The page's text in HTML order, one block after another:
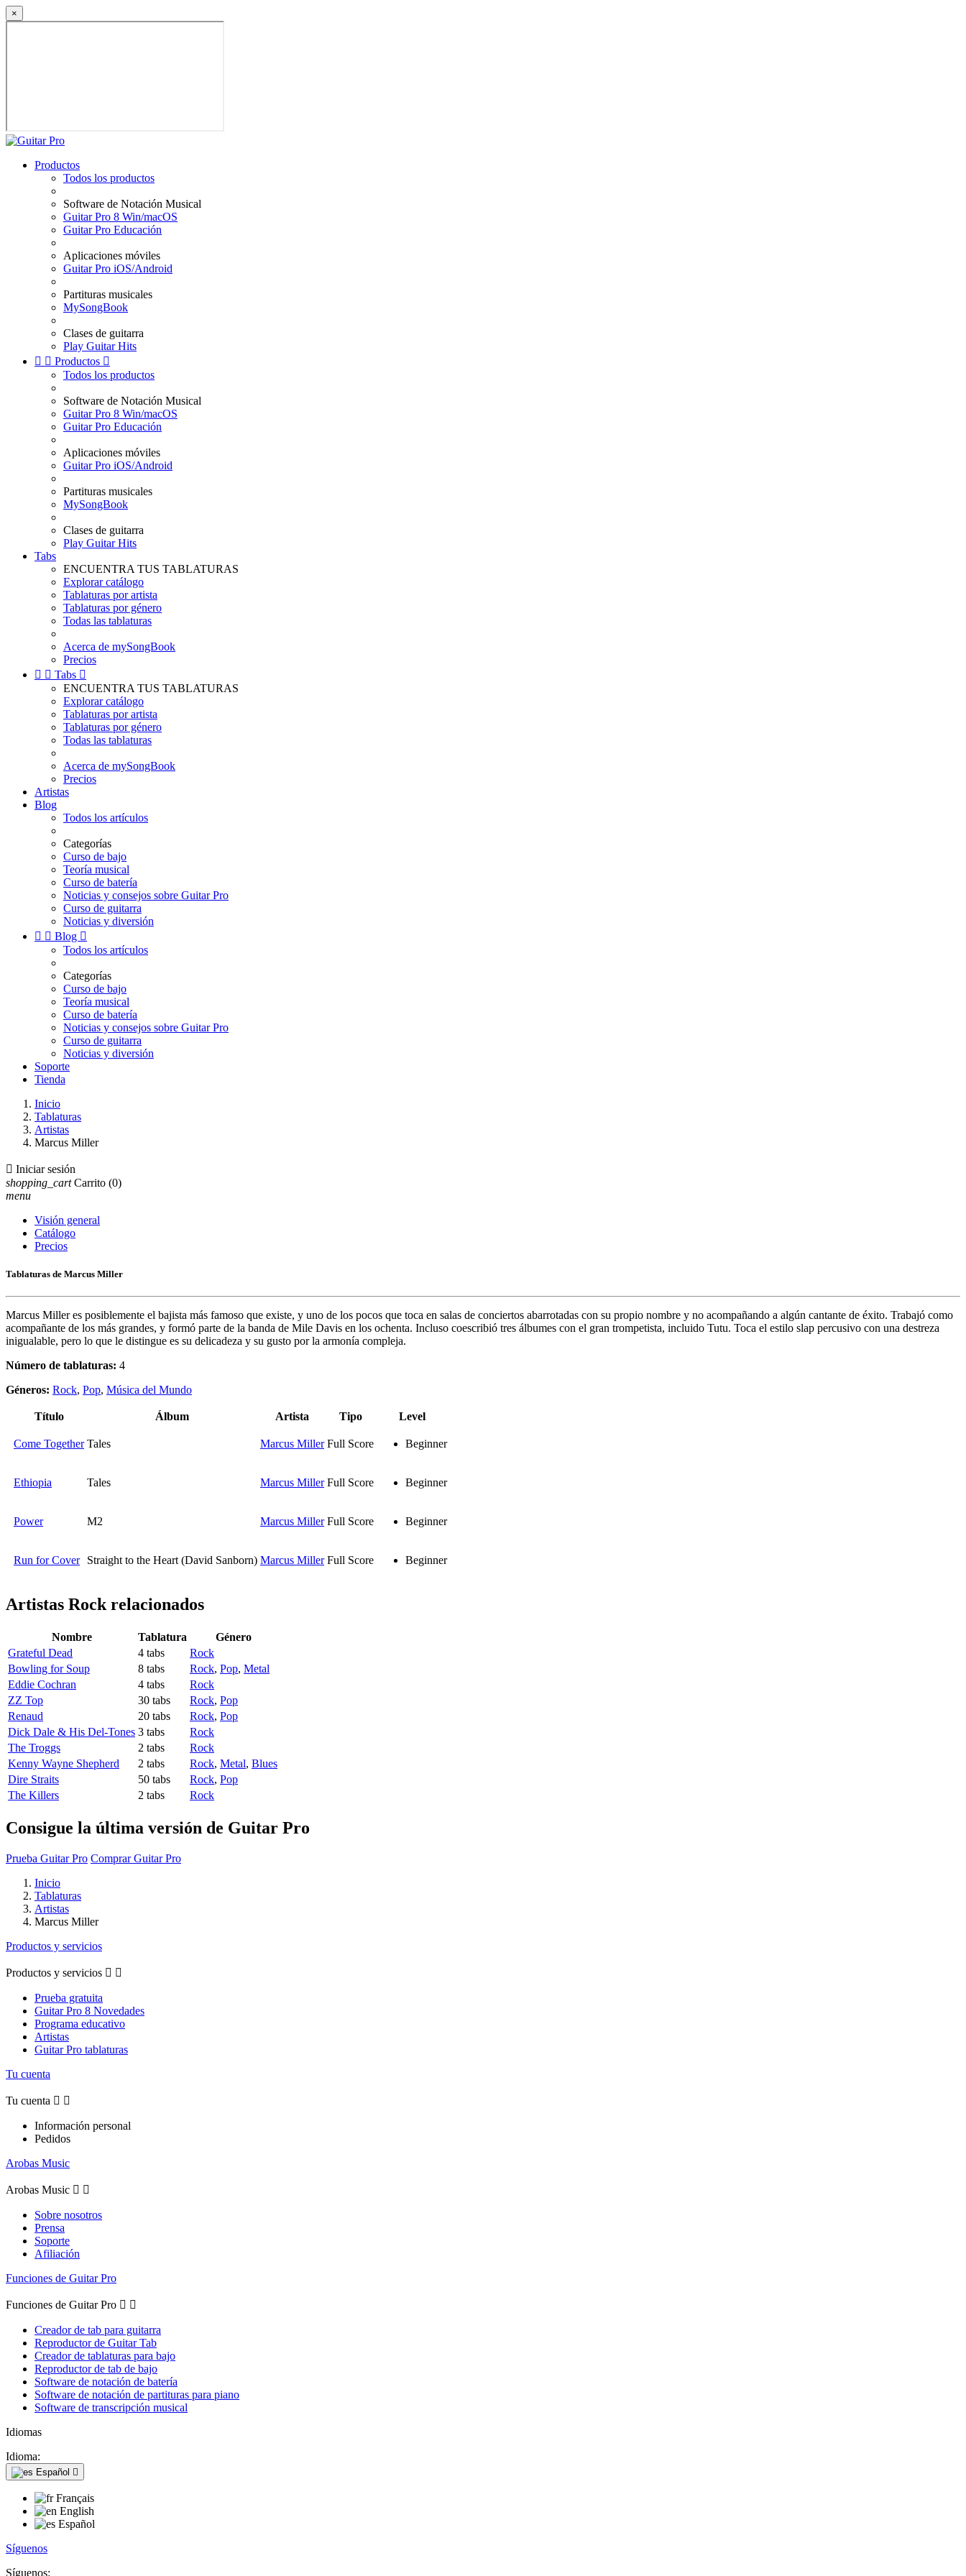
×
Productos
Todos los productos
Software de Notación Musical
Guitar Pro 8 Win/macOS
Guitar Pro Educación
Aplicaciones móviles
Guitar Pro iOS/Android
Partituras musicales
MySongBook
Clases de guitarra
Play Guitar Hits
  Productos 
Todos los productos
Software de Notación Musical
Guitar Pro 8 Win/macOS
Guitar Pro Educación
Aplicaciones móviles
Guitar Pro iOS/Android
Partituras musicales
MySongBook
Clases de guitarra
Play Guitar Hits
Tabs
ENCUENTRA TUS TABLATURAS
Explorar catálogo
Tablaturas por artista
Tablaturas por género
Todas las tablaturas
Acerca de mySongBook
Precios
  Tabs 
ENCUENTRA TUS TABLATURAS
Explorar catálogo
Tablaturas por artista
Tablaturas por género
Todas las tablaturas
Acerca de mySongBook
Precios
Artistas
Blog
Todos los artículos
Categorías
Curso de bajo
Teoría musical
Curso de batería
Noticias y consejos sobre Guitar Pro
Curso de guitarra
Noticias y diversión
  Blog 
Todos los artículos
Categorías
Curso de bajo
Teoría musical
Curso de batería
Noticias y consejos sobre Guitar Pro
Curso de guitarra
Noticias y diversión
Soporte
Tienda
Inicio
Tablaturas
Artistas
Marcus Miller
 Iniciar sesión
shopping_cart Carrito (0)
menu
Visión general
Catálogo
Precios
Tablaturas de Marcus Miller
Marcus Miller es posiblemente el bajista más famoso que existe, y uno de los pocos que toca en salas de conciertos abarrotadas con su propio nombre y no acompañando a algún cantante de éxito. Trabajó como
acompañante de los más grandes, y formó parte de la banda de Mile Davis en los ochenta. Incluso coescribió tres álbumes con el gran trompetista, incluido Tutu. Toca el estilo slap percusivo con una destreza
inigualable, pero lo que le distingue es su delicadeza y su gusto por la armonía compleja.
Número de tablaturas: 4
Géneros: Rock, Pop, Música del Mundo
Título Álbum Artista Tipo Level
Come Together Tales Marcus Miller Full Score Beginner
Ethiopia Tales Marcus Miller Full Score Beginner
Power M2 Marcus Miller Full Score Beginner
Run for Cover Straight to the Heart (David Sanborn) Marcus Miller Full Score Beginner
Artistas Rockrelacionados
Nombre Tablatura
Género
Grateful Dead
4 tabs
Rock
Bowling for Soup
8 tabs Rock, Pop, Metal
Eddie Cochran
4 tabs
Rock
ZZ Top
30 tabs Rock, Pop
Renaud
20 tabs Rock, Pop
Dick Dale & His Del-Tones 3 tabs
Rock
The Troggs
2 tabs
Rock
Kenny Wayne Shepherd
2 tabs Rock, Metal, Blues
Dire Straits
50 tabs Rock, Pop
The Killers
2 tabs Rock
Consigue la última versión de Guitar Pro
Prueba Guitar Pro Comprar Guitar Pro
Inicio
Tablaturas
Artistas
Marcus Miller
Productos y servicios
Productos y servicios  
Prueba gratuita
Guitar Pro 8 Novedades
Programa educativo
Artistas
Guitar Pro tablaturas
Tu cuenta
Tu cuenta  
Información personal
Pedidos
Arobas Music
Arobas Music  
Sobre nosotros
Prensa
Soporte
Afiliación
Funciones de Guitar Pro
Funciones de Guitar Pro  
Creador de tab para guitarra
Reproductor de Guitar Tab
Creador de tablaturas para bajo
Reproductor de tab de bajo
Software de notación de batería
Software de notación de partituras para piano
Software de transcripción musical
Idiomas
Idioma:
Español 
Français
English
Español
Síguenos
Síguenos: